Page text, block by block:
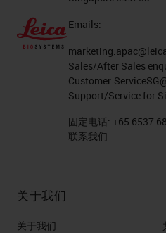
Emails:
Sales/After Sales
Support/Service for
固定电话: +65 6537
联系我们
关于我们
关于我们